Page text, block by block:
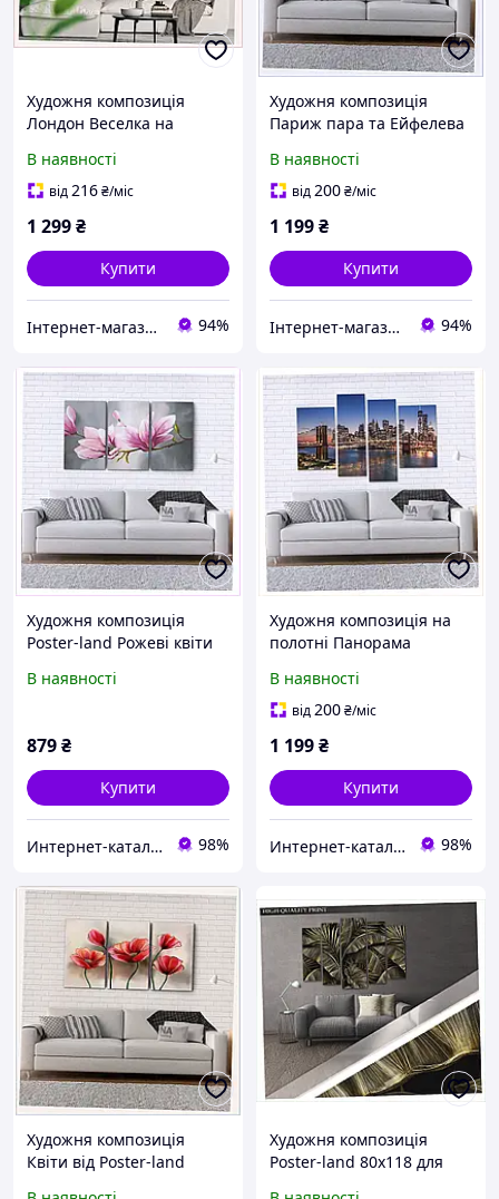
Художня композиція
Лондон Веселка на
650187B1AE
В наявності
від216₴/міс
1 299₴
Купити
Інтернет-магазин KievMarket 94%
Художня композиція
Париж пара та Ейфелева
6T5023P67
В наявності
від200₴/міс
1 199₴
Купити
Інтернет-магазин KievMarket 94%
Художня композиція
Poster-land Рожеві квіти
В наявності
879₴
Купити
Инте​рнет​-кат​алог ск​​идок "BAGSPACE" 98%
Художня композиція на
полотні Панорама
В наявності
від200₴/міс
1 199₴
Купити
Интер​нет-ка​т​ал​​ог ски​​д​ок "МОДНИК" 98%
Художня композиція
Квіти від Poster-land
Художня композиція
Poster-land 80х118 для